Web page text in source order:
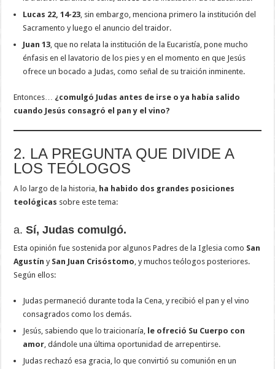
Lucas 22, 14-23, sin embargo, menciona primero la institución del
Sacramento y luego el anuncio del traidor.
Juan 13, que no relata la institución de la Eucaristía, pone mucho
énfasis en el lavatorio de los pies y en el momento en que Jesús
ofrece un bocado a Judas, como señal de su traición inminente.
Entonces… ¿comulgó Judas antes de irse o ya había salido
cuando Jesús consagró el pan y el vino?
2. LA PREGUNTA QUE DIVIDE A
LOS TEÓLOGOS
A lo largo de la historia, ha habido dos grandes posiciones
teológicas sobre este tema:
a.Sí, Judas comulgó.
Esta opinión fue sostenida por algunos Padres de la Iglesia como San
Agustín y San Juan Crisóstomo, y muchos teólogos posteriores.
Según ellos:
Judas permaneció durante toda la Cena, y recibió el pan y el vino
consagrados como los demás.
Jesús, sabiendo que lo traicionaría, le ofreció Su Cuerpo con
amor, dándole una última oportunidad de arrepentirse.
Judas rechazó esa gracia, lo que convirtió su comunión en un